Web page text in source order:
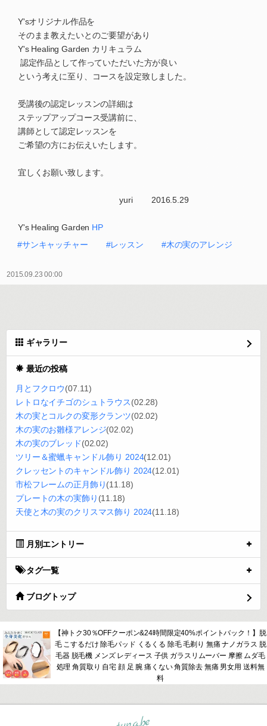
Y'sオリジナル作品を
そのまま教えたいとのご要望があり
Y's Healing Garden カリキュラム
認定作品として作っていただいた方が良い
という考えに至り、コースを設定致しました。
受講後の認定レッスンの詳細は
ステップアップコース受講前に、
講師として認定レッスンを
ご希望の方にお伝えいたします。
宜しくお願い致します。
yuri 2016.5.29
Y's Healing Garden HP
#サンキャッチャー
#レッスン #木の実のアレンジ
2015.09.23 00:00
ギャラリー
最近の投稿
月とフクロウ(07.11)
レトロなイチゴのシュトラウス(02.28)
木の実とコルクの変形クランツ(02.02)
木の実のお雛様アレンジ(02.02)
木の実のブレッド(02.02)
ツリー＆蜜蠟キャンドル飾り 2024(12.01)
クレッセントのキャンドル飾り 2024(12.01)
市松フレームの正月飾り(11.18)
プレートの木の実飾り (11.18)
天使と木の実のクリスマス飾り 2024(11.18)
月別エントリー
タグ一覧
ブログトップ
【神トク30％OFFクーポン&24時間限定40%ポイントバック！】脱
毛 こするだけ 除毛パッド くるくる 除毛 毛剃り 無痛 ナノガラス 脱
毛器 脱毛機 メンズ レディース 子供 ガラスリムーバー 摩擦 ムダ毛
処理 角質取り 自宅 顔 足 腕 痛くない 角質除去 無痛 男女用 送料無
料